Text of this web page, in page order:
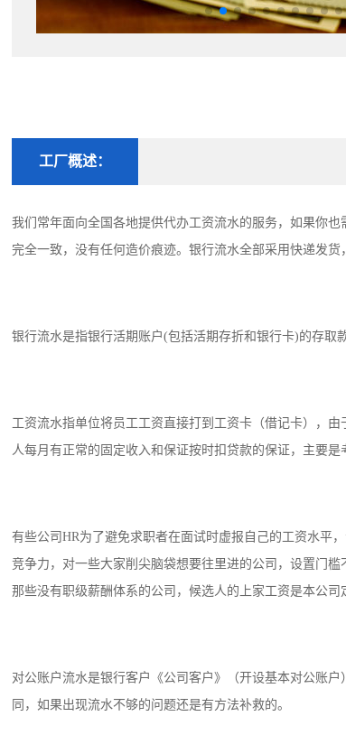
工厂概述：
我们常年面向全国各地提供代办工资流水的服务，如果你
完全一致，没有任何造价痕迹。银行流水全部采用快递发
银行流水是指银行活期账户(包括活期存折和银行卡)的存取
工资流水指单位将员工工资直接打到工资卡（借记卡），
人每月有正常的固定收入和保证按时扣贷款的保证，主要是
有些公司HR为了避免求职者在面试时虚报自己的工资水平
竞争力，对一些大家削尖脑袋想要往里进的公司，设置门
那些没有职级薪酬体系的公司，候选人的上家工资是本公司
对公账户流水是银行客户《公司客户》（开设基本对公账
同，如果出现流水不够的问题还是有方法补救的。